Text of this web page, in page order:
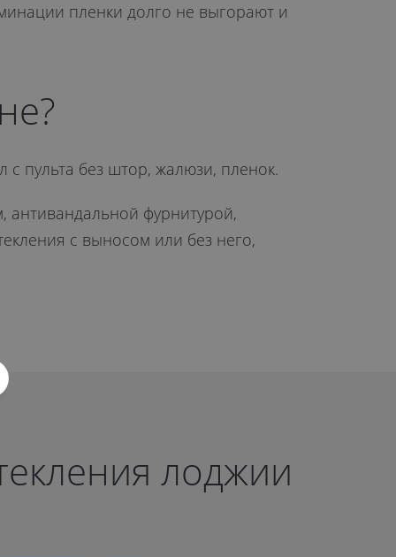
пленки долго не выгорают и
пульта без штор, жалюзи, пленок.
антивандальной фурнитурой,
с выносом или без него,
лоджии